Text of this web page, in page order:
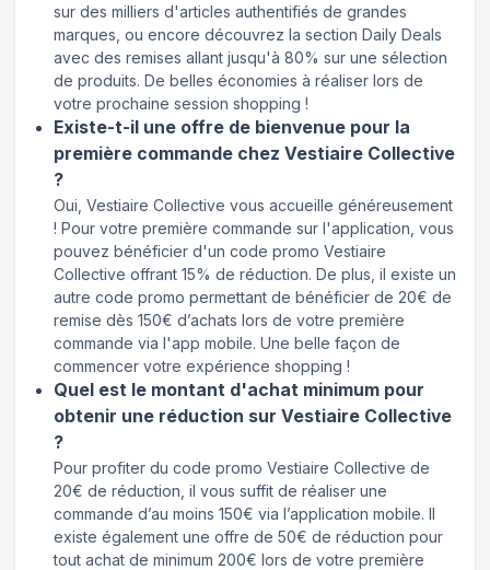
sur des milliers d'articles authentifiés de grandes
marques, ou encore découvrez la section Daily Deals
avec des remises allant jusqu'à 80% sur une sélection
de produits. De belles économies à réaliser lors de
votre prochaine session shopping !
Existe-t-il une offre de bienvenue pour la
première commande chez Vestiaire Collective
?
Oui, Vestiaire Collective vous accueille généreusement
! Pour votre première commande sur l'application, vous
pouvez bénéficier d'un code promo Vestiaire
Collective offrant 15% de réduction. De plus, il existe un
autre code promo permettant de bénéficier de 20€ de
remise dès 150€ d’achats lors de votre première
commande via l'app mobile. Une belle façon de
commencer votre expérience shopping !
Quel est le montant d'achat minimum pour
obtenir une réduction sur Vestiaire Collective
?
Pour profiter du code promo Vestiaire Collective de
20€ de réduction, il vous suffit de réaliser une
commande d’au moins 150€ via l’application mobile. Il
existe également une offre de 50€ de réduction pour
tout achat de minimum 200€ lors de votre première